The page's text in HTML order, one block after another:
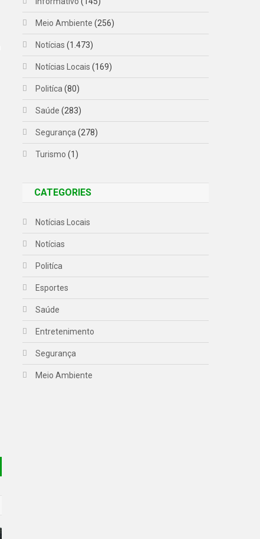
Meio Ambiente (256)
Notícias (1.473)
Notícias Locais (169)
Politíca (80)
Saúde (283)
Segurança (278)
Turismo (1)
CATEGORIES
Notícias Locais
Notícias
Politíca
Esportes
Saúde
Entretenimento
Segurança
Meio Ambiente